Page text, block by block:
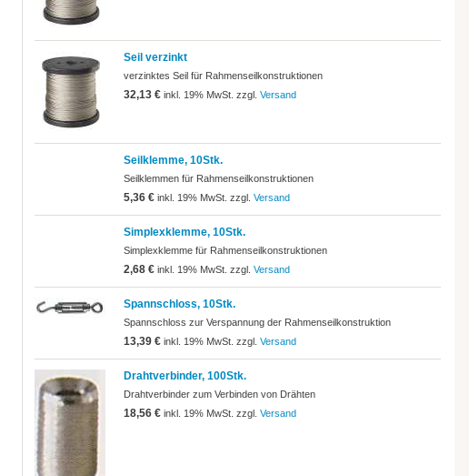
Seil verzinkt
verzinktes Seil für Rahmenseilkonstruktionen
32,13 €inkl. 19% MwSt. zzgl. Versand
Seilklemme, 10Stk.
Seilklemmen für Rahmenseilkonstruktionen
5,36 €inkl. 19% MwSt. zzgl. Versand
Simplexklemme, 10Stk.
Simplexklemme für Rahmenseilkonstruktionen
2,68 €inkl. 19% MwSt. zzgl. Versand
Spannschloss, 10Stk.
Spannschloss zur Verspannung der Rahmenseilkonstruktion
13,39 €inkl. 19% MwSt. zzgl. Versand
Drahtverbinder, 100Stk.
Drahtverbinder zum Verbinden von Drähten
18,56 €inkl. 19% MwSt. zzgl. Versand